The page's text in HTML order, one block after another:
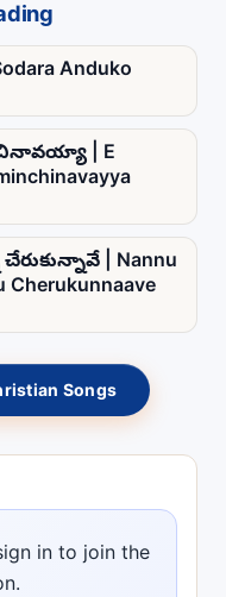
Anduko
| E
చేరుకున్నావే | Nannu
Cherukunnaave
Songs
in to join the